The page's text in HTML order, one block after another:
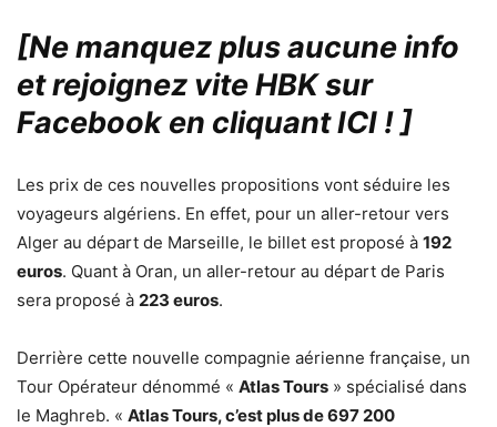
[Ne manquez plus aucune info
et rejoignez vite HBK sur
Facebook en cliquant ICI !]
Les prix de ces nouvelles propositions vont séduire les
voyageurs algériens. En effet, pour un aller-retour vers
Alger au départ de Marseille, le billet est proposé à 192
euros. Quant à Oran, un aller-retour au départ de Paris
sera proposé à 223 euros.
Derrière cette nouvelle compagnie aérienne française, un
Tour Opérateur dénommé « Atlas Tours » spécialisé dans
le Maghreb. « Atlas Tours, c’est plus de 697 200